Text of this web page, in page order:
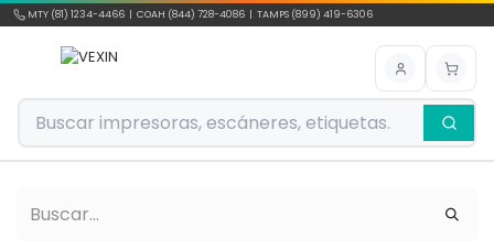
Ir al contenido
MTY (81) 1234-4466 | COAH (844) 728-4086 | TAMPS (899) 419-6306